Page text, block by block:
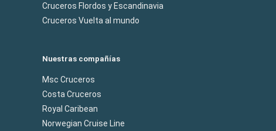
Cruceros Flordos y Escandinavia
Cruceros Vuelta al mundo
Nuestras compañías
Msc Cruceros
Costa Cruceros
Royal Caribean
Norwegian Cruise Line